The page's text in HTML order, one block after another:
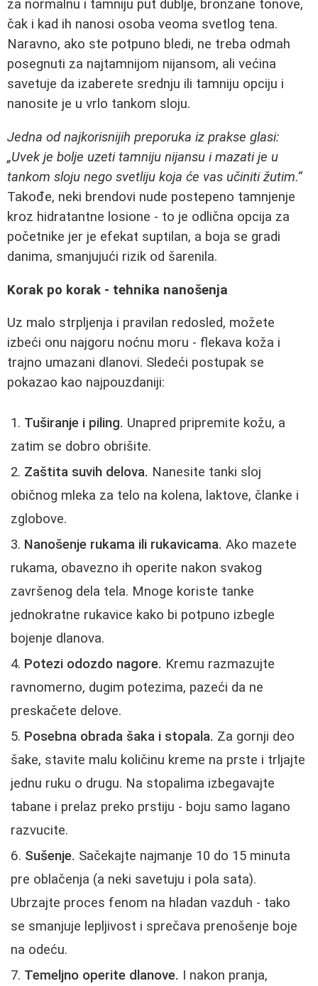
za normalnu i tamniju put dublje, bronzane tonove,
čak i kad ih nanosi osoba veoma svetlog tena.
Naravno, ako ste potpuno bledi, ne treba odmah
posegnuti za najtamnijom nijansom, ali većina
savetuje da izaberete srednju ili tamniju opciju i
nanosite je u vrlo tankom sloju.
Jedna od najkorisnijih preporuka iz prakse glasi:
„Uvek je bolje uzeti tamniju nijansu i mazati je u
tankom sloju nego svetliju koja će vas učiniti žutim.“
Takođe, neki brendovi nude postepeno tamnjenje
kroz hidratantne losione - to je odlična opcija za
početnike jer je efekat suptilan, a boja se gradi
danima, smanjujući rizik od šarenila.
Korak po korak - tehnika nanošenja
Uz malo strpljenja i pravilan redosled, možete
izbeći onu najgoru noćnu moru - flekava koža i
trajno umazani dlanovi. Sledeći postupak se
pokazao kao najpouzdaniji:
Tuširanje i piling. Unapred pripremite kožu, a
zatim se dobro obrišite.
Zaštita suvih delova. Nanesite tanki sloj
običnog mleka za telo na kolena, laktove, članke i
zglobove.
Nanošenje rukama ili rukavicama. Ako mazete
rukama, obavezno ih operite nakon svakog
završenog dela tela. Mnoge koriste tanke
jednokratne rukavice kako bi potpuno izbegle
bojenje dlanova.
Potezi odozdo nagore. Kremu razmazujte
ravnomerno, dugim potezima, pazeći da ne
preskačete delove.
Posebna obrada šaka i stopala. Za gornji deo
šake, stavite malu količinu kreme na prste i trljajte
jednu ruku o drugu. Na stopalima izbegavajte
tabane i prelaz preko prstiju - boju samo lagano
razvucite.
Sušenje. Sačekajte najmanje 10 do 15 minuta
pre oblačenja (a neki savetuju i pola sata).
Ubrzajte proces fenom na hladan vazduh - tako
se smanjuje lepljivost i sprečava prenošenje boje
na odeću.
Temeljno operite dlanove. I nakon pranja,